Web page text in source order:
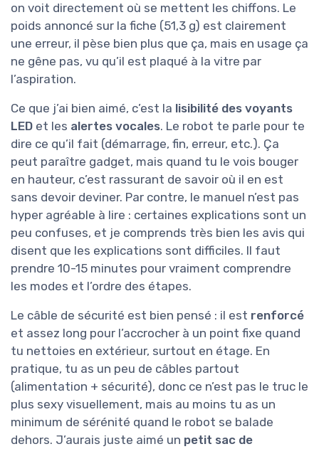
on voit directement où se mettent les chiffons. Le
poids annoncé sur la fiche (51,3 g) est clairement
une erreur, il pèse bien plus que ça, mais en usage ça
ne gêne pas, vu qu’il est plaqué à la vitre par
l’aspiration.
Ce que j’ai bien aimé, c’est la lisibilité des voyants
LED et les alertes vocales. Le robot te parle pour te
dire ce qu’il fait (démarrage, fin, erreur, etc.). Ça
peut paraître gadget, mais quand tu le vois bouger
en hauteur, c’est rassurant de savoir où il en est
sans devoir deviner. Par contre, le manuel n’est pas
hyper agréable à lire : certaines explications sont un
peu confuses, et je comprends très bien les avis qui
disent que les explications sont difficiles. Il faut
prendre 10-15 minutes pour vraiment comprendre
les modes et l’ordre des étapes.
Le câble de sécurité est bien pensé : il est renforcé
et assez long pour l’accrocher à un point fixe quand
tu nettoies en extérieur, surtout en étage. En
pratique, tu as un peu de câbles partout
(alimentation + sécurité), donc ce n’est pas le truc le
plus sexy visuellement, mais au moins tu as un
minimum de sérénité quand le robot se balade
dehors. J’aurais juste aimé un petit sac de